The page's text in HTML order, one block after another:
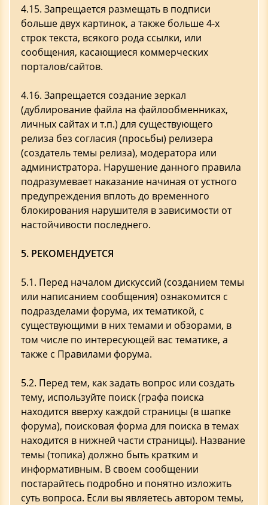
4.15. Запрещается размещать в подписи
больше двух картинок, а также больше 4-х
строк текста, всякого рода ссылки, или
сообщения, касающиеся коммерческих
порталов/сайтов.
4.16. Запрещается создание зеркал
(дублирование файла на файлообменниках,
личных сайтах и т.п.) для существующего
релиза без согласия (просьбы) релизера
(создатель темы релиза), модератора или
администратора. Нарушение данного правила
подразумевает наказание начиная от устного
предупреждения вплоть до временного
блокирования нарушителя в зависимости от
настойчивости последнего.
5. РЕКОМЕНДУЕТСЯ
5.1. Перед началом дискуссий (созданием темы
или написанием сообщения) ознакомится с
подразделами форума, их тематикой, с
существующими в них темами и обзорами, в
том числе по интересующей вас тематике, а
также с Правилами форума.
5.2. Перед тем, как задать вопрос или создать
тему, используйте поиск (графа поиска
находится вверху каждой страницы (в шапке
форума), поисковая форма для поиска в темах
находится в нижней части страницы). Название
темы (топика) должно быть кратким и
информативным. В своем сообщении
постарайтесь подробно и понятно изложить
суть вопроса. Если вы являетесь автором темы,